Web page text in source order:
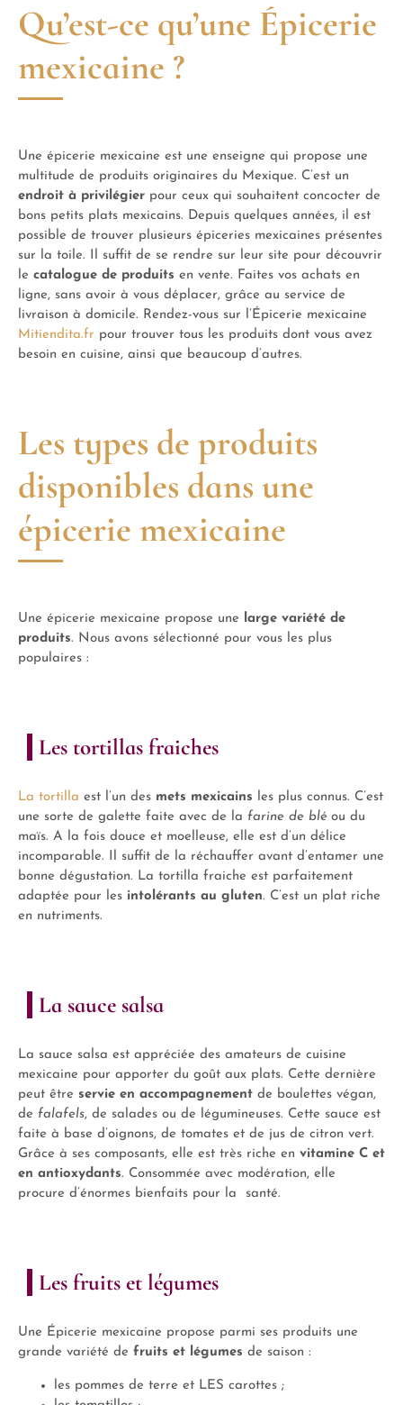
Qu’est-ce qu’une Épicerie
mexicaine ?
Une épicerie mexicaine est une enseigne qui propose une
multitude de produits originaires du Mexique. C’est un
endroit à privilégier pour ceux qui souhaitent concocter de
bons petits plats mexicains. Depuis quelques années, il est
possible de trouver plusieurs épiceries mexicaines présentes
sur la toile. Il suffit de se rendre sur leur site pour découvrir
le catalogue de produits en vente. Faites vos achats en
ligne, sans avoir à vous déplacer, grâce au service de
livraison à domicile. Rendez-vous sur l’Épicerie mexicaine
Mitiendita.fr pour trouver tous les produits dont vous avez
besoin en cuisine, ainsi que beaucoup d’autres.
Les types de produits
disponibles dans une
épicerie mexicaine
Une épicerie mexicaine propose une
large variété de
produits. Nous avons sélectionné pour vous les plus
populaires :
Les tortillas fraiches
La tortilla est l’un des mets mexicains les plus connus. C’est
une sorte de galette faite avec de la farine de bléou du
maïs. A la fois douce et moelleuse, elle est d’un délice
incomparable. Il suffit de la réchauffer avant d’entamer une
bonne dégustation. La tortilla fraiche est parfaitement
adaptée pour les intolérants au gluten. C’est un plat riche
en nutriments.
La sauce salsa
La sauce salsa est appréciée des amateurs de cuisine
mexicaine pour apporter du goût aux plats. Cette dernière
peut être servie en accompagnement de boulettes végan,
de falafels, de salades ou de légumineuses. Cette sauce est
faite à base d’oignons, de tomates et de jus de citron vert.
Grâce à ses composants, elle est très riche en vitamine C et
en antioxydants. Consommée avec modération, elle
procure d’énormes bienfaits pour la santé.
Les fruits et légumes
Une Épicerie mexicaine propose parmi ses produits une
grande variété de fruits et légumes de saison :
les pommes de terre et LES carottes ;